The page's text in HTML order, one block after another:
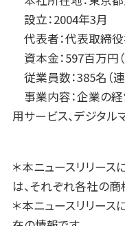
設立：2004年3月
代表者：代表取締
資本金：597百万円
従業員数：385名（
事業内容：企業の
用サービス、デジタル
＊本ニュースリリース
は、それぞれ各社の
＊本ニュースリリー